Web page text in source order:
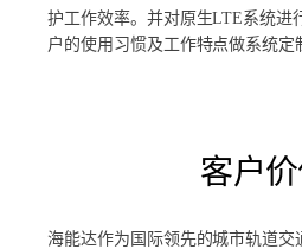
护工作效率。并对原生LTE系统进
户的使用习惯及工作特点做系统定
客户
海能达作为国际领先的城市轨道交